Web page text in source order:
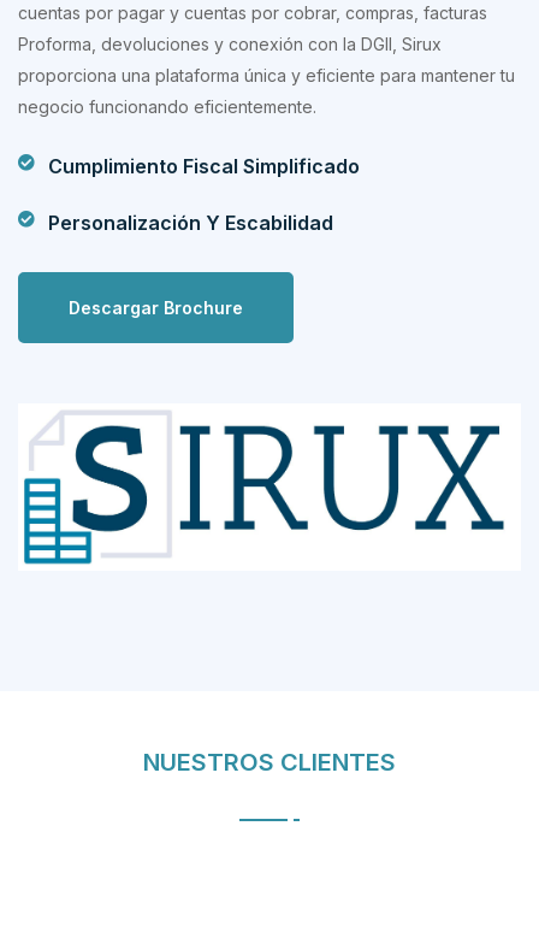
cuentas por pagar y cuentas por cobrar, compras, facturas
Proforma, devoluciones y conexión con la DGII, Sirux
proporciona una plataforma única y eficiente para mantener tu
negocio funcionando eficientemente.
Cumplimiento Fiscal Simplificado
Personalización Y Escabilidad
Descargar Brochure
NUESTROS CLIENTES